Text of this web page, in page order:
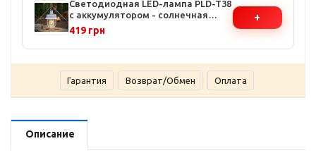
Светодиодная LED-лампа PLD-T38
с аккумулятором - солнечная
зарядка, Power Bank, 3 режима
освещения
419 грн
+
Гарантия Возврат/Обмен Оплата
Описание